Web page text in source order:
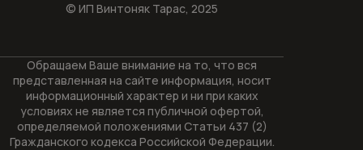
© ИП Винтоняк Тарас, 2025
Обращаем Ваше внимание на то, что вся
представленная на сайте информация, носит
информационный характер и ни при каких
условиях не является публичной офертой,
определяемой положениями Статьи 437 (2)
Гражданского кодекса Российской Федерации.